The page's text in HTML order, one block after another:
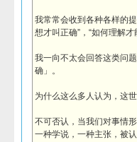
我常常会收到各种各样的
想才叫正确”，“如何理解
我一向不太会回答这类问
确」。
为什么这么多人认为，这
不可否认，当我们对事情
一种学说，一种主张，被